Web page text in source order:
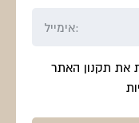
את תקנון האתר